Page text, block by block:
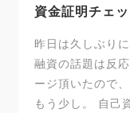
資金証明チェ
昨日は久しぶり
融資の話題は反
ージ頂いたので
もう少し。 自己